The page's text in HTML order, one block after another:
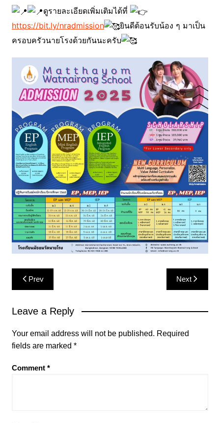
ดูรายละเอียด​เพิ่มเติม​ได้ที่
https://bit.ly/nradmission
ยินดีต้อนรับ​น้อง ๆ มาเป็น
ครอบครัว​นายโรงด้วยกันนะครับ
Post
navigation
Prev Next
Leave a Reply
Your email address will not be published. Required
fields are marked *
Comment *